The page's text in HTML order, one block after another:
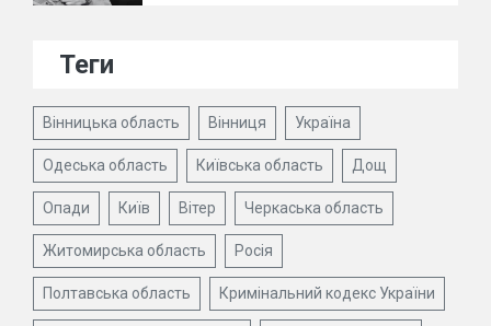
Теги
Вінницька область Вінниця Україна
Одеська область Київська область Дощ
Опади Київ Вітер Черкаська область
Житомирська область Росія
Полтавська область Кримінальний кодекс України